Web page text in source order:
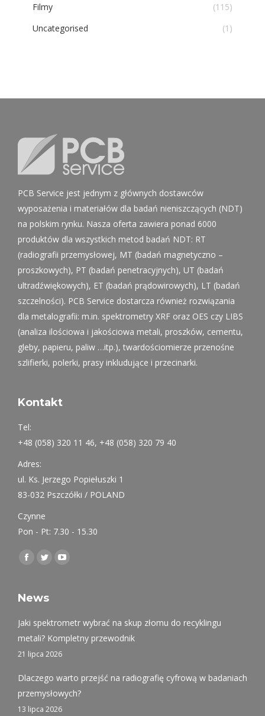
Filmy
(115)
Uncategorised
(1)
PCB Service jest jednym z głównych dostawców
wyposażenia i materiałów dla badań nieniszczących (NDT)
na polskim rynku. Nasza oferta zawiera ponad 6000
produktów dla wszystkich metod badań NDT: RT
(radiografii przemysłowej, MT (badań magnetyczno –
proszkowych), PT (badań penetracyjnych), UT (badań
ultradźwiękowych), ET (badań prądowirowych), LT (badań
szczelności). PCB Service dostarcza również rozwiązania
dla metalografii: m.in. spektrometry XRF oraz OES czy LIBS
(analiza ilościowa i jakościowa metali, proszków, cementu,
gleby, papieru, paliw …itp.), twardościomierze przenośne
szlifierki, polerki, prasy inkludujące i przecinarki.
Kontakt
Tel:
+48 (058) 320 11 46, +48 (058) 320 79 40
Adres:
ul. Ks. Jerzego Popiełuszki 1
83-032 Pszczółki / POLAND
Czynne
Pon - Pt: 7.30 - 15.30
Find us on:
Facebook
opens
new
window
Twitter
opens
new
window
YouTube
new
window
News
Jaki spektrometr wybrać na skup złomu do recyklingu
metali? Kompletny przewodnik
21 lipca 2026
Dlaczego warto przejść na radiografię cyfrową w badaniach
przemysłowych?
13 lipca 2026